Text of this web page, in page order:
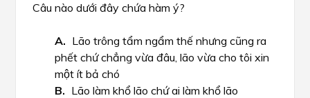
Câu nào dưới đây chứa hàm ý?
Lão trông tẩm ngẩm thế nhưng cũng ra
phết chứ chẳng vừa đâu, lão vừa cho tôi xin
một ít bả chó
Lão làm khổ lão chứ ai làm khổ lão